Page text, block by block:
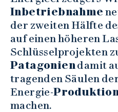
Inbetriebnahme
der zweiten Hälfte
auf einen höheren
Schlüsselprojekten
Patagoniendamit
tragenden Säulen
Energie-
machen.